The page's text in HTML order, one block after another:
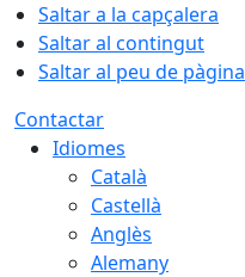
Saltar a la capçalera
Saltar al contingut
Saltar al peu de pàgina
Contactar
Idiomes
Català
Castellà
Anglès
Alemany